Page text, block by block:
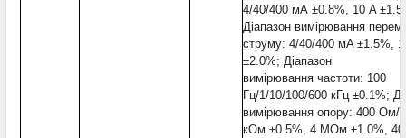
4/40/400 мА ±0.8%, 10 A
Діапазон вимірювання
струму: 4/40/400 мA ±1.5%,
±2.0%; Діапазон
вимірювання частоти: 100
Гц/1/10/100/600 кГц ±0.1%;
вимірювання опору: 400 Ом/
кОм ±0.5%, 4 MОм ±1.0%,